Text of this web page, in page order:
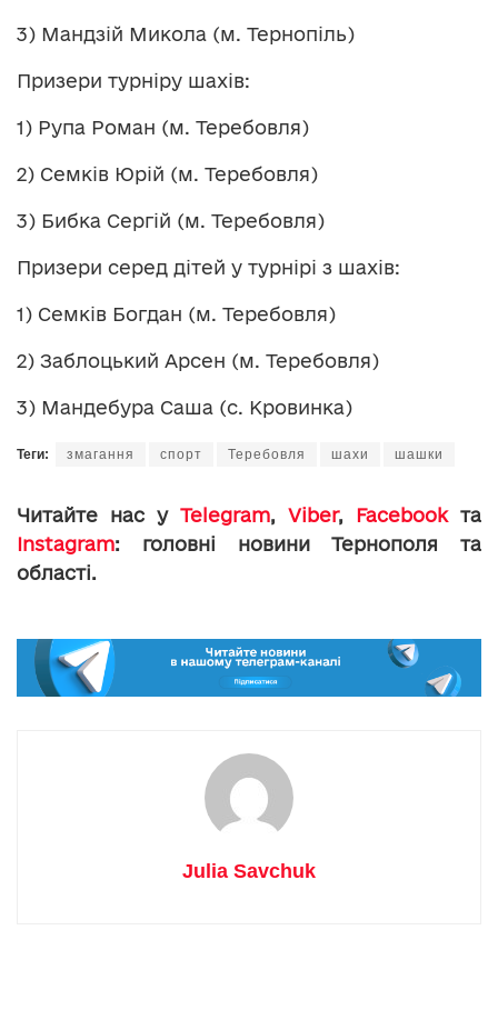
3) Мандзій Микола (м. Тернопіль)
Призери турніру шахів:
1) Рупа Роман (м. Теребовля)
2) Семків Юрій (м. Теребовля)
3) Бибка Сергій (м. Теребовля)
Призери серед дітей у турнірі з шахів:
1) Семків Богдан (м. Теребовля)
2) Заблоцький Арсен (м. Теребовля)
3) Мандебура Саша (с. Кровинка)
Теги: змагання спорт Теребовля шахи шашки
Читайте нас у Telegram, Viber, Facebookта
Instagram: головні новини Тернополя та
області.
Julia Savchuk